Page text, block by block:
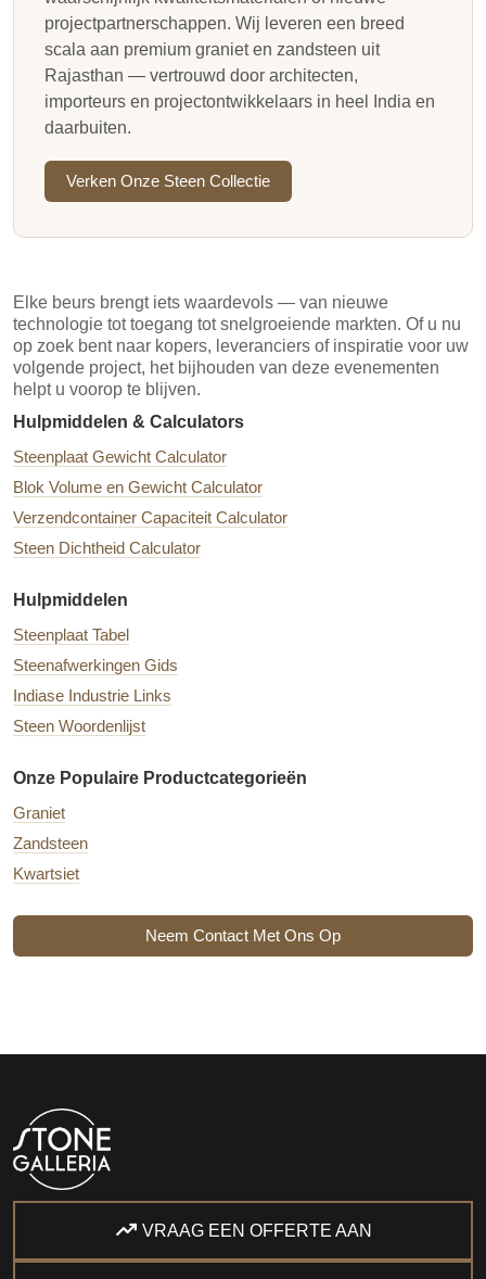
projectpartnerschappen. Wij leveren een breed
scala aan premium graniet en zandsteen uit
Rajasthan — vertrouwd door architecten,
importeurs en projectontwikkelaars in heel India en
daarbuiten.
Verken Onze Steen Collectie
Elke beurs brengt iets waardevols — van nieuwe
technologie tot toegang tot snelgroeiende markten. Of u nu
op zoek bent naar kopers, leveranciers of inspiratie voor uw
volgende project, het bijhouden van deze evenementen
helpt u voorop te blijven.
Hulpmiddelen & Calculators
Steenplaat Gewicht Calculator
Blok Volume en Gewicht Calculator
Verzendcontainer Capaciteit Calculator
Steen Dichtheid Calculator
Hulpmiddelen
Steenplaat Tabel
Steenafwerkingen Gids
Indiase Industrie Links
Steen Woordenlijst
Onze Populaire Productcategorieën
Graniet
Zandsteen
Kwartsiet
Neem Contact Met Ons Op
VRAAG EEN OFFERTE AAN